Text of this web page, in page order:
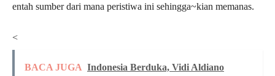
entah sumber dari mana peristiwa ini sehingga~kian memanas.
<
BACA JUGA Indonesia Berduka, Vidi Aldiano